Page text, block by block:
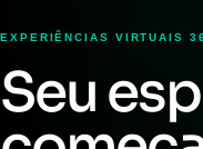
EXPERIÊNCIAS VIRTUAIS
Seu